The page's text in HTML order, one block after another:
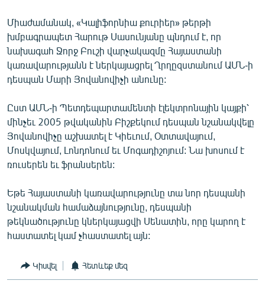
ՀԵՏԵՎԵՔ ՄԵԶ
«Ազատության» բոլոր կայքերը
Միաժամանակ, «Կալիֆորնիա քուրիեր» թերթի
խմբագրապետ Հարութ Սասունյանը պնդում է, որ
նախագահ Ջորջ Բուշի վարչակազմը Հայաստանի
կառավարությանն է ներկայացրել Ղրղըզստանում ԱՄՆ-ի
դեսպան Մարի Յովանովիչի անունը:
Ըստ ԱՄՆ-ի Պետդեպարտամենտի էլեկտրոնային կայքի՝
մինչեւ 2005 թվականին Բիշքեկում դեսպան նշանակվելը
Յովանովիչը աշխատել է Կիեւում, Օտտավայում,
Մոսկվայում, Լոնդոնում եւ Մոգադիշոյում: Նա խոսում է
ռուսերեն եւ ֆրանսերեն:
Եթե Հայաստանի կառավարությունը տա նոր դեսպանի
նշանակման համաձայնությունը, դեսպանի
թեկնածությունը կներկայացվի Սենատին, որը կարող է
հաստատել կամ չհաստատել այն:
Կիսվել Հետևեք մեզ